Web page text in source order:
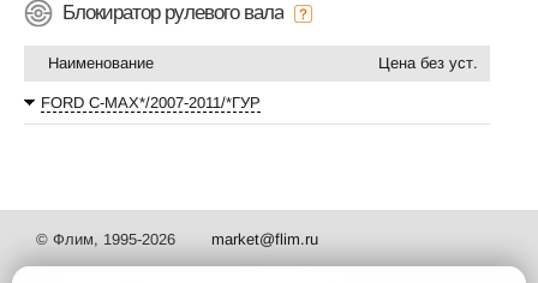
Блокиратор рулевого вала
Наименование Цена без уст.
FORD C-MAX*/2007-2011/*ГУР
© Флим, 1995-2026 market@flim.ru